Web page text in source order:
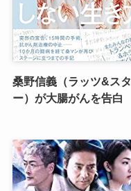
桑野信義（ラッツ&スタ
ー）が大腸がんを告白